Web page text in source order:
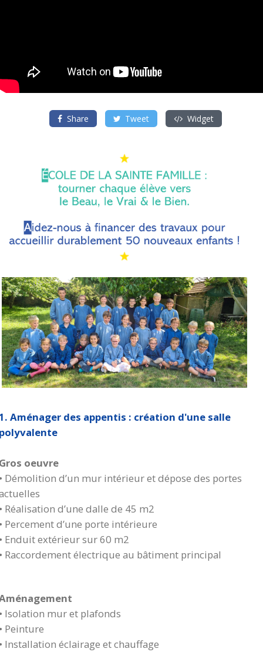
Share Tweet Widget
Aménager des appentis : création d'une salle
oeuvre
Démolition d’un mur intérieur et dépose des portes
Réalisation d’une dalle de 45 m2
Percement d’une porte intérieure
Enduit extérieur sur 60 m2
Raccordement électrique au bâtiment principal
Isolation mur et plafonds
Peinture
Installation éclairage et chauffage